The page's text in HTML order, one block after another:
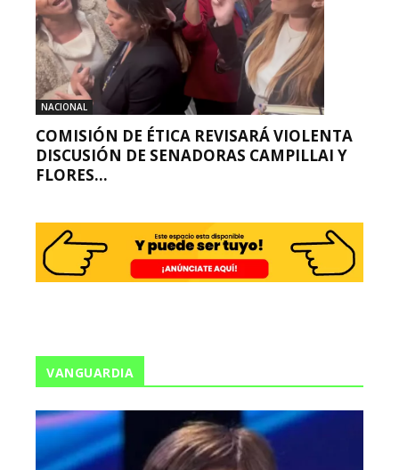
NACIONAL
COMISIÓN DE ÉTICA REVISARÁ VIOLENTA
DISCUSIÓN DE SENADORAS CAMPILLAI Y
FLORES...
VANGUARDIA